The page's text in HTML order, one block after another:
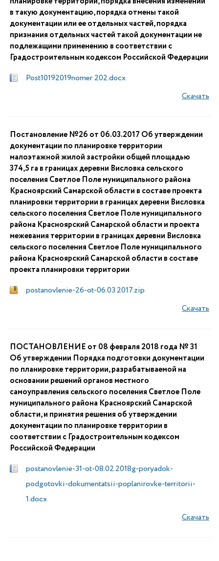
в такую документацию, порядка отмены такой
документации или ее отдельных частей, порядка
признания отдельных частей такой документации не
подлежащими применению в соответствии с
Градостроительным кодексом Российской Федерации
Post10192019nomer 202.docx
Скачать
Постановление №26 от 06.03.2017 Об утверждении
документации по планировке территории
малоэтажной жилой застройки общей площадью
374,5 га в границах деревни Висловка сельского
поселения Светлое Поле муниципального района
Красноярский Самарской области в составе проекта
планировки территории в границах деревни Висловка
сельского поселения Светлое Поле муниципального
района Красноярский Самарской области и проекта
межевания территории в границах деревни Висловка
сельского поселения Светлое Поле муниципального
района Красноярский Самарской области в составе
проекта планировки территории
postanovlenie-26-ot-06.03.2017.zip
Скачать
ПОСТАНОВЛЕНИЕ от 08 февраля 2018 года № 31
Об утверждении Порядка подготовки документации
по планировке территории, разрабатываемой на
основании решений органов местного
самоуправления сельского поселения Светлое Поле
муниципального района Красноярский Самарской
области, и принятия решения об утверждении
документации по планировке территории в
соответствии с Градостроительным кодексом
Российской Федерации
postanovlenie-31-ot-08.02.2018g-poryadok-
podgotovki-dokumentatsii-poplanirovke-territorii-
1.docx
Скачать